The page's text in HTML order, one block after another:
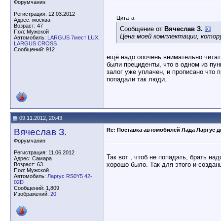
Форумчанин
Регистрация: 12.03.2012
Адрес: москва
Возраст: 47
Пол: Мужской
Автомобиль: LARGUS 7мест LUX;
LARGUS CROSS
Сообщений: 912
Цитата:
Сообщение от Вячеслав З.
Цена моей комплектации,
ещё надо ооочень внимательно
были прециденты, что в одном из
залог уже уплачен, и прописано что
попадали так люди.
09.11.2012, 20:43
Вячеслав З.
Форумчанин
Регистрация: 11.06.2012
Адрес: Самара
Возраст: 63
Пол: Мужской
Автомобиль: Ларгус RS0Y5 42-
02D
Сообщений: 1,809
Изображений: 20
Re: Поставка автомобилей Лада Ларгус
Так вот , чтоб не попадать, брать
хорошо было. Так для этого и